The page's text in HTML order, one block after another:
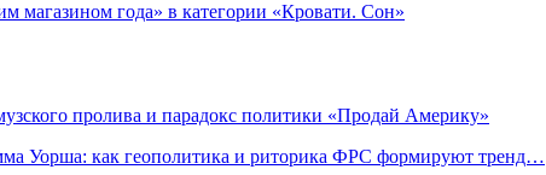
магазином года» в категории «Кровати. Сон»
пролива и парадокс политики «Продай Америку»
Уорша: как геополитика и риторика ФРС формируют тренд…